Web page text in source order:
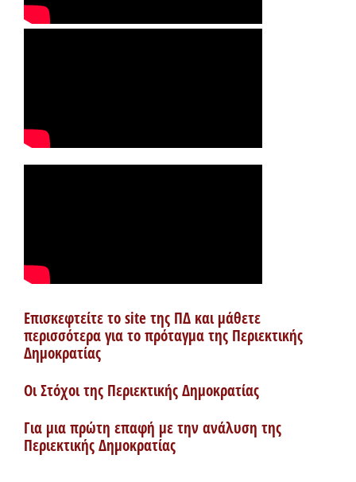
Επισκεφτείτε το site της ΠΔ και μάθετε
περισσότερα για το πρόταγμα της Περιεκτικής
Δημοκρατίας
Οι Στόχοι της Περιεκτικής Δημοκρατίας
Για μια πρώτη επαφή με την ανάλυση της
Περιεκτικής Δημοκρατίας